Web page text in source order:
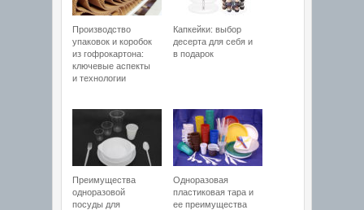
Производство
упаковок и коробок
из гофрокартона:
ключевые аспекты
и технологии
Капкейки: выбор
десерта для себя и
в подарок
Преимущества
одноразовой
посуды для
Одноразовая
пластиковая тара и
ее преимущества